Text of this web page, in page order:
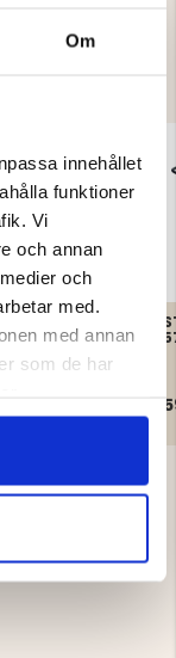
Om
innehållet
funktioner
Vi
och annan
och
med.
med annan
som de har
– GASOL